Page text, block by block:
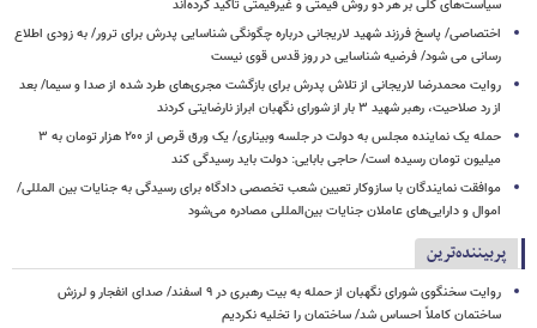
سیاست‌های کلی بر هر دو روش قیمتی و غیرقیمتی تاکید کرده‌اند
اختصاصی/ پاسخ فرزند شهید لاریجانی درباره چگونگی شناسایی پدرش برای ترور/ به زودی اطلاع
رسانی می شود/ فرضیه شناسایی در روز قدس قوی نیست
روایت محمدرضا لاریجانی از تلاش پدرش برای بازگشت مجری‌های طرد شده از صدا و سیما/ بعد
از رد صلاحیت، رهبر شهید ۳ بار از شورای نگهبان ابراز نارضایتی کردند
حمله یک نماینده مجلس به دولت در جلسه وبیناری/ یک ورق قرص از ۲۰۰ هزار تومان به ۳
میلیون تومان رسیده است/ حاجی بابایی: دولت باید رسیدگی کند
موافقت نمایندگان با سازوکار تعیین شعب تخصصی دادگاه برای رسیدگی به جنایات بین المللی/
اموال و دارایی‌های عاملان جنایات بین‌المللی مصادره می‌شود
پربیننده‌ترین
روایت سخنگوی شورای نگهبان از حمله به بیت رهبری در ۹ اسفند/ صدای انفجار و لرزش
ساختمان کاملاً احساس شد/ ساختمان را تخلیه نکردیم